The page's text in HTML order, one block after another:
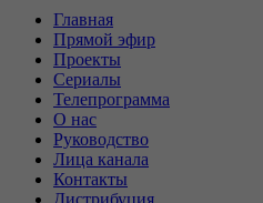
Главная
Прямой эфир
Проекты
Сериалы
Телепрограмма
О нас
Руководство
Лица канала
Контакты